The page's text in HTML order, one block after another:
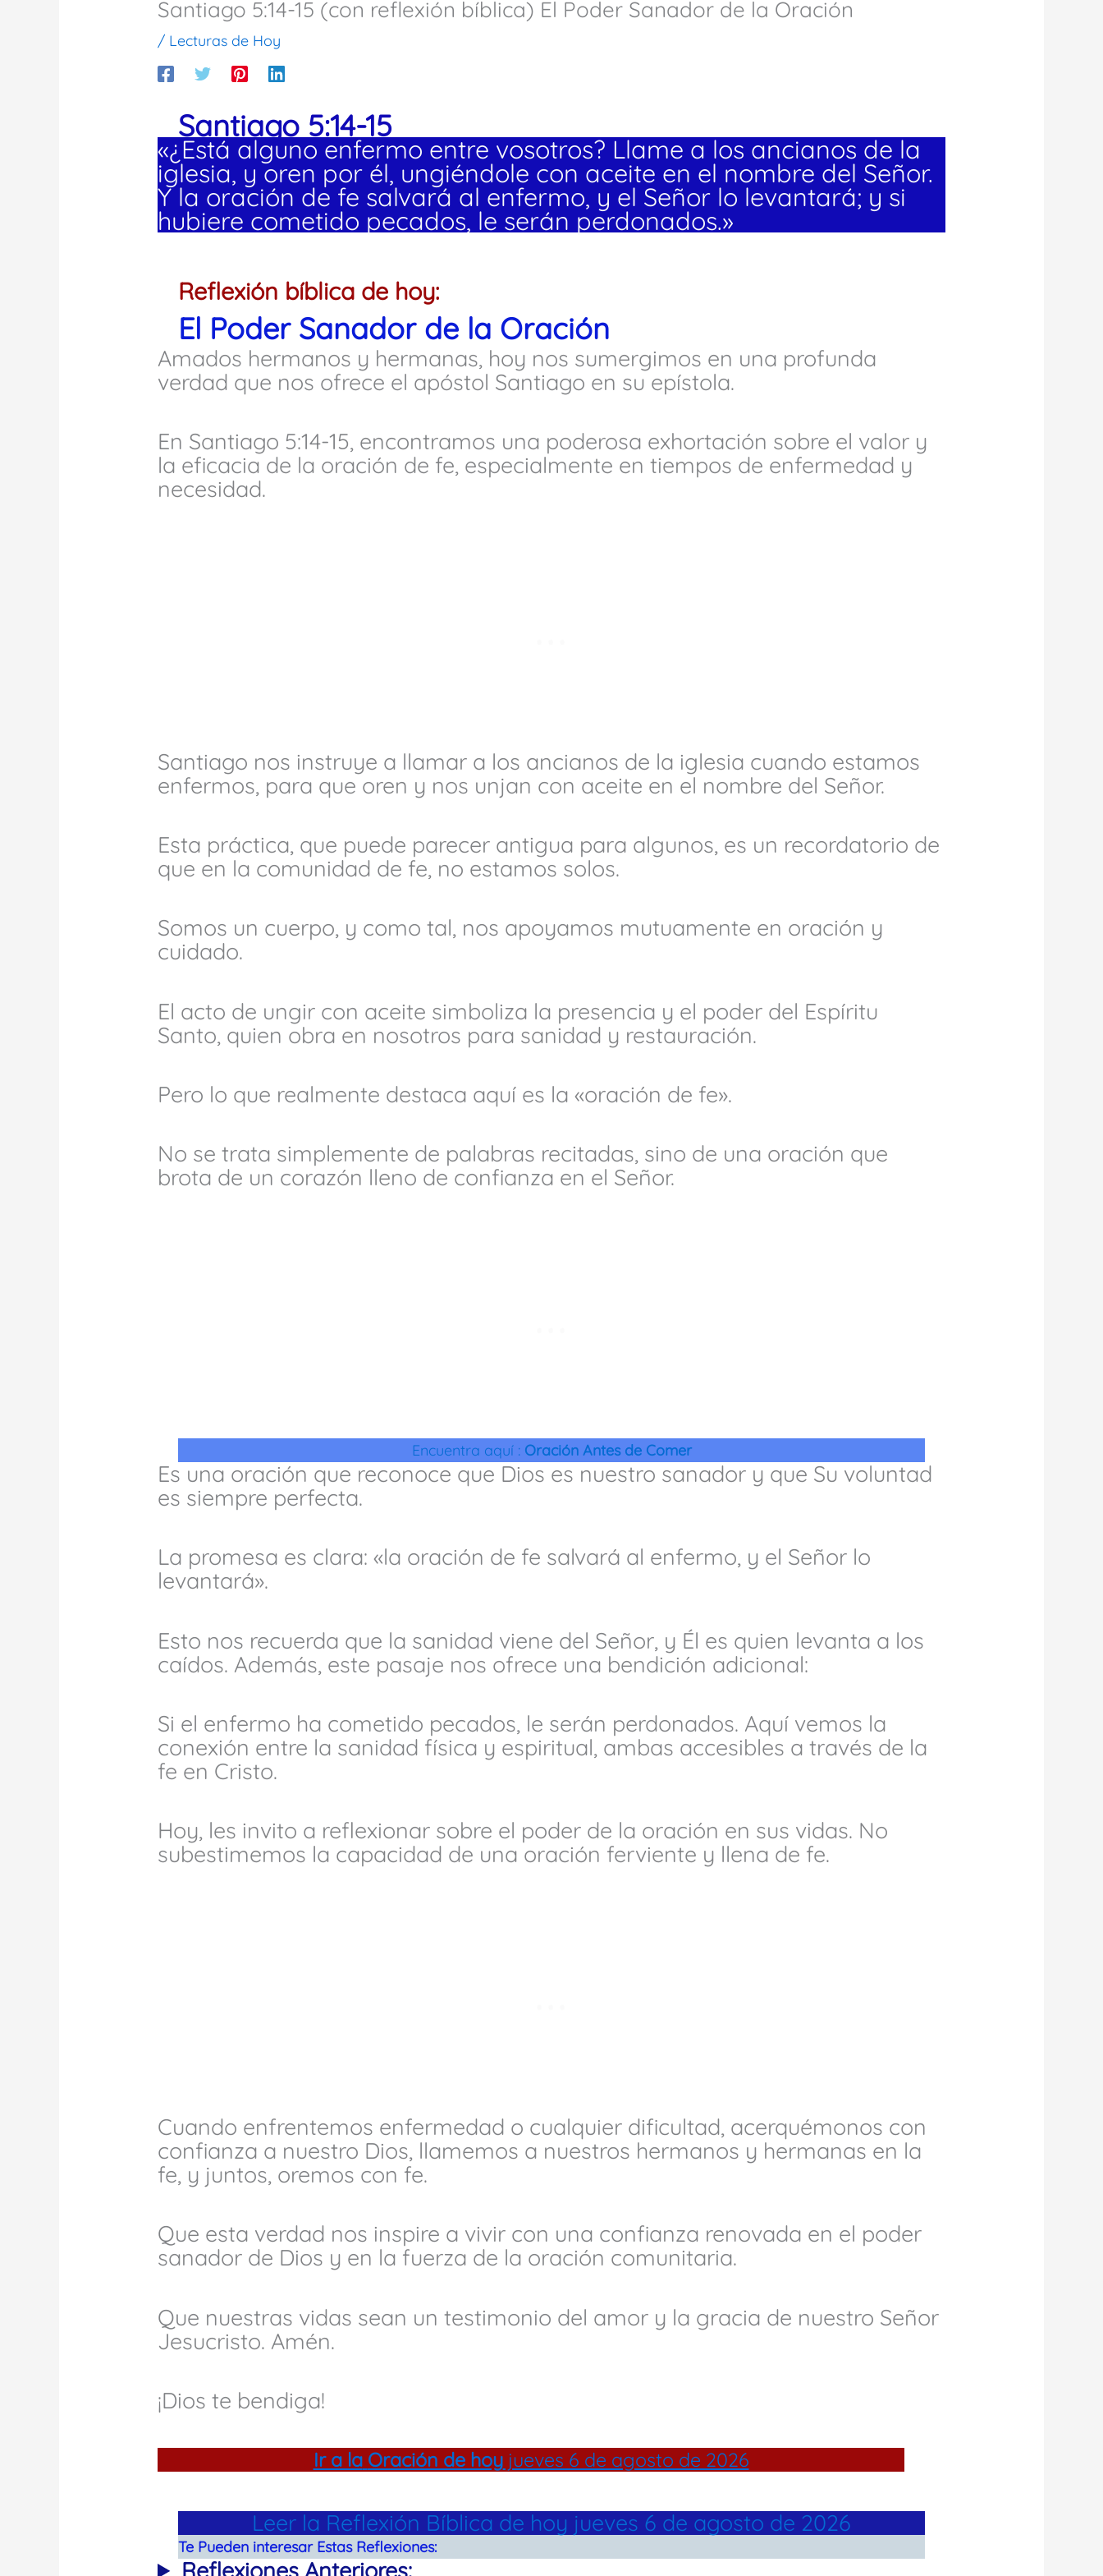
Santiago 5:14-15 (con reflexión bíblica) El Poder Sanador de la Oración
/ Lecturas de Hoy
Santiago 5:14-15
«¿Está alguno enfermo entre vosotros? Llame a los ancianos de la
iglesia, y oren por él, ungiéndole con aceite en el nombre del Señor.
Y la oración de fe salvará al enfermo, y el Señor lo levantará; y si
hubiere cometido pecados, le serán perdonados.»
Reflexión bíblica de hoy:
El Poder Sanador de la Oración
Amados hermanos y hermanas, hoy nos sumergimos en una profunda
verdad que nos ofrece el apóstol Santiago en su epístola.
En Santiago 5:14-15, encontramos una poderosa exhortación sobre el valor y
la eficacia de la oración de fe, especialmente en tiempos de enfermedad y
necesidad.
Santiago nos instruye a llamar a los ancianos de la iglesia cuando estamos
enfermos, para que oren y nos unjan con aceite en el nombre del Señor.
Esta práctica, que puede parecer antigua para algunos, es un recordatorio de
que en la comunidad de fe, no estamos solos.
Somos un cuerpo, y como tal, nos apoyamos mutuamente en oración y
cuidado.
El acto de ungir con aceite simboliza la presencia y el poder del Espíritu
Santo, quien obra en nosotros para sanidad y restauración.
Pero lo que realmente destaca aquí es la «oración de fe».
No se trata simplemente de palabras recitadas, sino de una oración que
brota de un corazón lleno de confianza en el Señor.
Encuentra aquí : Oración Antes de Comer
Es una oración que reconoce que Dios es nuestro sanador y que Su voluntad
es siempre perfecta.
La promesa es clara: «la oración de fe salvará al enfermo, y el Señor lo
levantará».
Esto nos recuerda que la sanidad viene del Señor, y Él es quien levanta a los
caídos. Además, este pasaje nos ofrece una bendición adicional:
Si el enfermo ha cometido pecados, le serán perdonados. Aquí vemos la
conexión entre la sanidad física y espiritual, ambas accesibles a través de la
fe en Cristo.
Hoy, les invito a reflexionar sobre el poder de la oración en sus vidas. No
subestimemos la capacidad de una oración ferviente y llena de fe.
Cuando enfrentemos enfermedad o cualquier dificultad, acerquémonos con
confianza a nuestro Dios, llamemos a nuestros hermanos y hermanas en la
fe, y juntos, oremos con fe.
Que esta verdad nos inspire a vivir con una confianza renovada en el poder
sanador de Dios y en la fuerza de la oración comunitaria.
Que nuestras vidas sean un testimonio del amor y la gracia de nuestro Señor
Jesucristo. Amén.
¡Dios te bendiga!
Ir a la Oración de hoyjueves 6 de agosto de 2026
Leer la Reflexión Bíblica de hoy jueves 6 de agosto de 2026
Te Pueden interesar Estas Reflexiones:
Reflexiones Anteriores: